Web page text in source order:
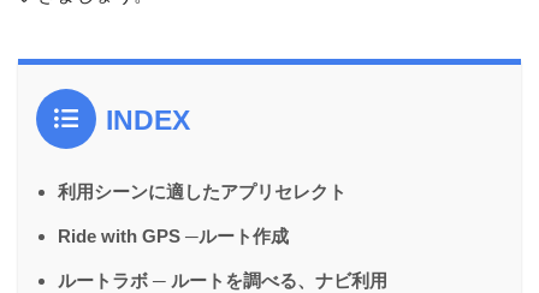
INDEX
利用シーンに適したアプリセレクト
Ride with GPS ─ルート作成
ルートラボ ─ ルートを調べる、ナビ利用